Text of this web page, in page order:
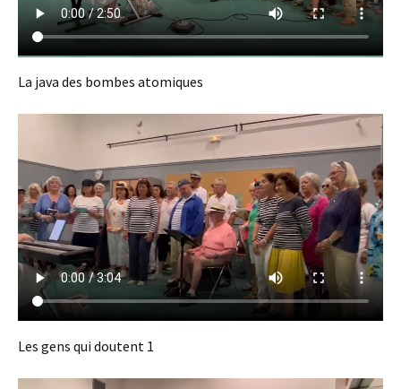
La java des bombes atomiques
Les gens qui doutent 1